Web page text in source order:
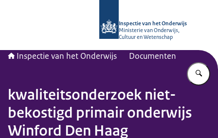
Inspectie van het Onderwijs
Ministerie van Onderwijs,
Cultuur en Wetenschap
Inspectie van het Onderwijs Documenten
kwaliteitsonderzoek niet-
bekostigd primair onderwijs
Winford Den Haag